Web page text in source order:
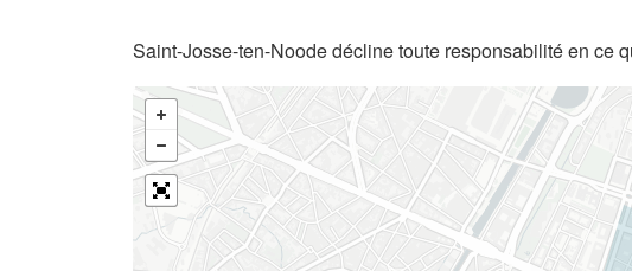
Saint-Josse-ten-Noode décline toute responsabilité en ce